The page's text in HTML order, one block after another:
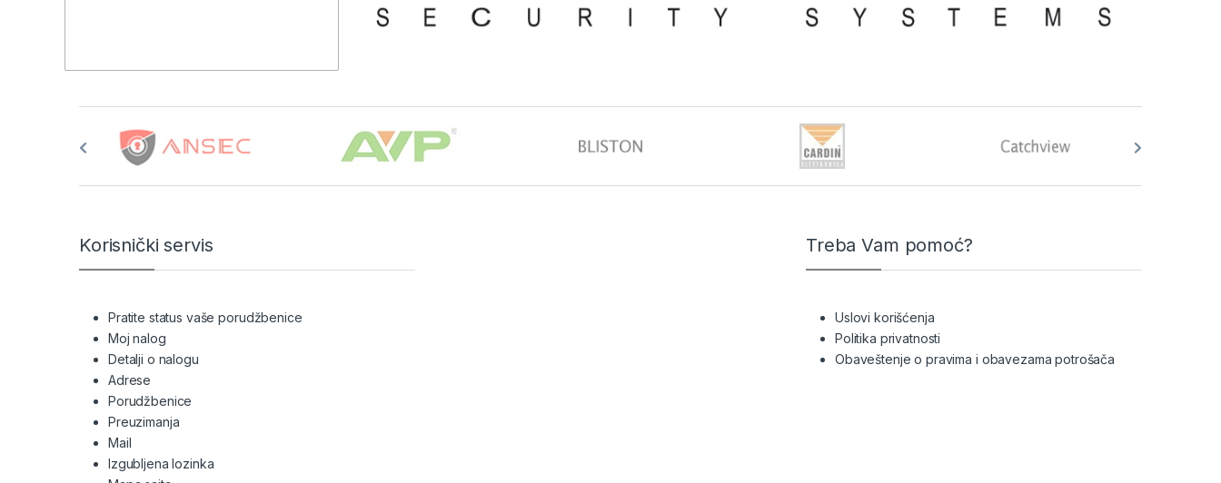
Brands Carousel
Korisnički servis
Pratite status vaše porudžbenice
Moj nalog
Detalji o nalogu
Adrese
Porudžbenice
Preuzimanja
Mail
Izgubljena lozinka
Treba Vam pomoć?
Uslovi korišćenja
Politika privatnosti
Obaveštenje o pravima i obavezama potrošača